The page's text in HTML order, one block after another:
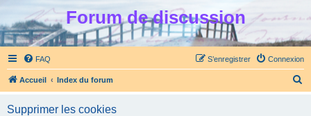
Forum de discussion
FAQ Connexion
S’enregistrer
Accueil Index du forum
Supprimer les cookies